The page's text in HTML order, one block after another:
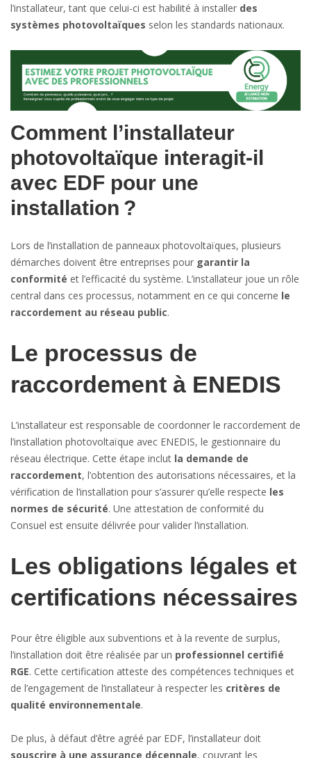
l’installateur, tant que celui-ci est habilité à installer des
systèmes photovoltaïques selon les standards nationaux.
Comment l’installateur
photovoltaïque interagit-il
avec EDF pour une
installation ?
Lors de l’installation de panneaux photovoltaïques, plusieurs
démarches doivent être entreprises pour garantir la
conformité et l’efficacité du système. L’installateur joue un rôle
central dans ces processus, notamment en ce qui concerne le
raccordement au réseau public.
Le processus de
raccordement à ENEDIS
L’installateur est responsable de coordonner le raccordement de
l’installation photovoltaïque avec ENEDIS, le gestionnaire du
réseau électrique. Cette étape inclut la demande de
raccordement, l’obtention des autorisations nécessaires, et la
vérification de l’installation pour s’assurer qu’elle respecte les
normes de sécurité. Une attestation de conformité du
Consuel est ensuite délivrée pour valider l’installation.
Les obligations légales et
certifications nécessaires
Pour être éligible aux subventions et à la revente de surplus,
l’installation doit être réalisée par un professionnel certifié
RGE. Cette certification atteste des compétences techniques et
de l’engagement de l’installateur à respecter les critères de
qualité environnementale.
De plus, à défaut d’être agréé par EDF, l’installateur doit
souscrire à une assurance décennale, couvrant les